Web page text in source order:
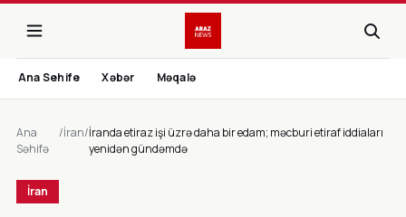
Ana Sehife Xəbər Məqalə
Ana
Səhifə
/İran/İranda etiraz işi üzrə daha bir edam; məcburi etiraf iddiaları
yenidən gündəmdə
İran